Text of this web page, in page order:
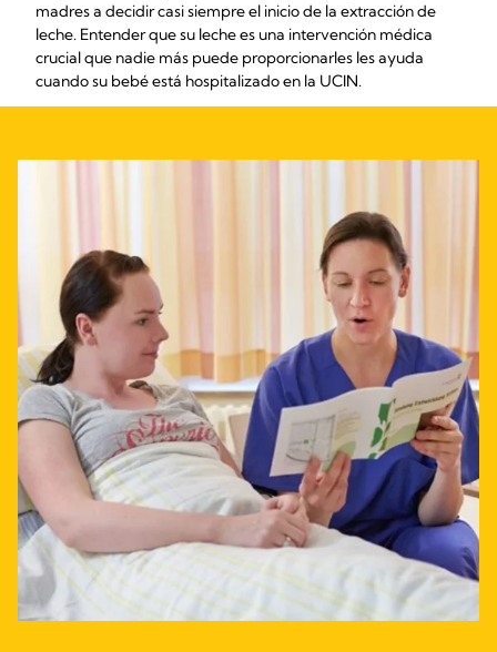
madres a decidir casi siempre el inicio de la extracción de
leche. Entender que su leche es una intervención médica
crucial que nadie más puede proporcionarles les ayuda
cuando su bebé está hospitalizado en la UCIN.